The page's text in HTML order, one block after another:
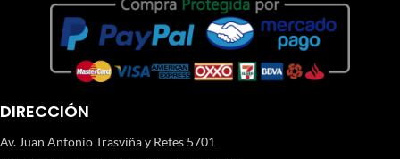
DIRECCIÓN
Av. Juan Antonio Trasviña y Retes 5701